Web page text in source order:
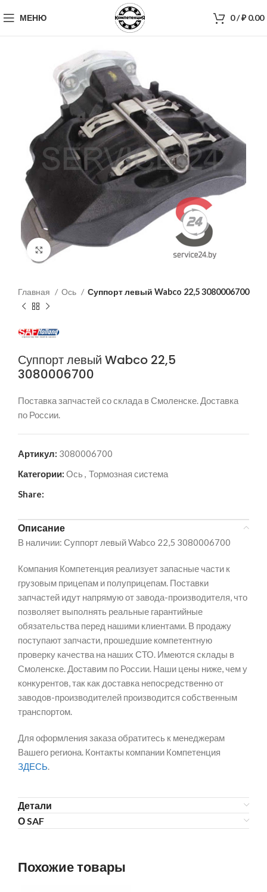
МЕНЮ 0/₽0.00
Нажмите, чтобы увеличить
Главная Ось Суппорт левый Wabco 22,5 3080006700
Суппорт левый Wabco 22,5
3080006700
Поставка запчастей со склада в Смоленске. Доставка
по России.
Артикул: 3080006700
Категории: Ось , Тормозная система
Share:
Описание
В наличии: Суппорт левый Wabco 22,5 3080006700
Компания Компетенция реализует запасные части к
грузовым прицепам и полуприцепам. Поставки
запчастей идут напрямую от завода-производителя, что
позволяет выполнять реальные гарантийные
обязательства перед нашими клиентами. В продажу
поступают запчасти, прошедшие компетентную
проверку качества на наших СТО. Имеются склады в
Смоленске. Доставим по России. Наши цены ниже, чем у
конкурентов, так как доставка непосредственно от
заводов-производителей производится собственным
транспортом.
Для оформления заказа обратитесь к менеджерам
Вашего региона. Контакты компании Компетенция
ЗДЕСЬ.
Детали
О SAF
Похожие товары